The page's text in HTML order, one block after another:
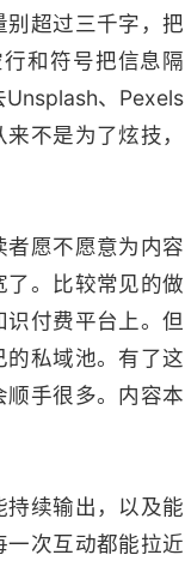
超过三千字，把
和符号把信息隔
、Pexels
不是为了炫技，
愿不愿意为内容
。比较常见的做
付费平台上。但
私域池。有了这
手很多。内容本
续输出，以及能
次互动都能拉近